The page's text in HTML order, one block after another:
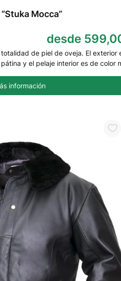
Mocca”
desde
de piel de oveja. El exterior
y el pelaje interior es de color
información